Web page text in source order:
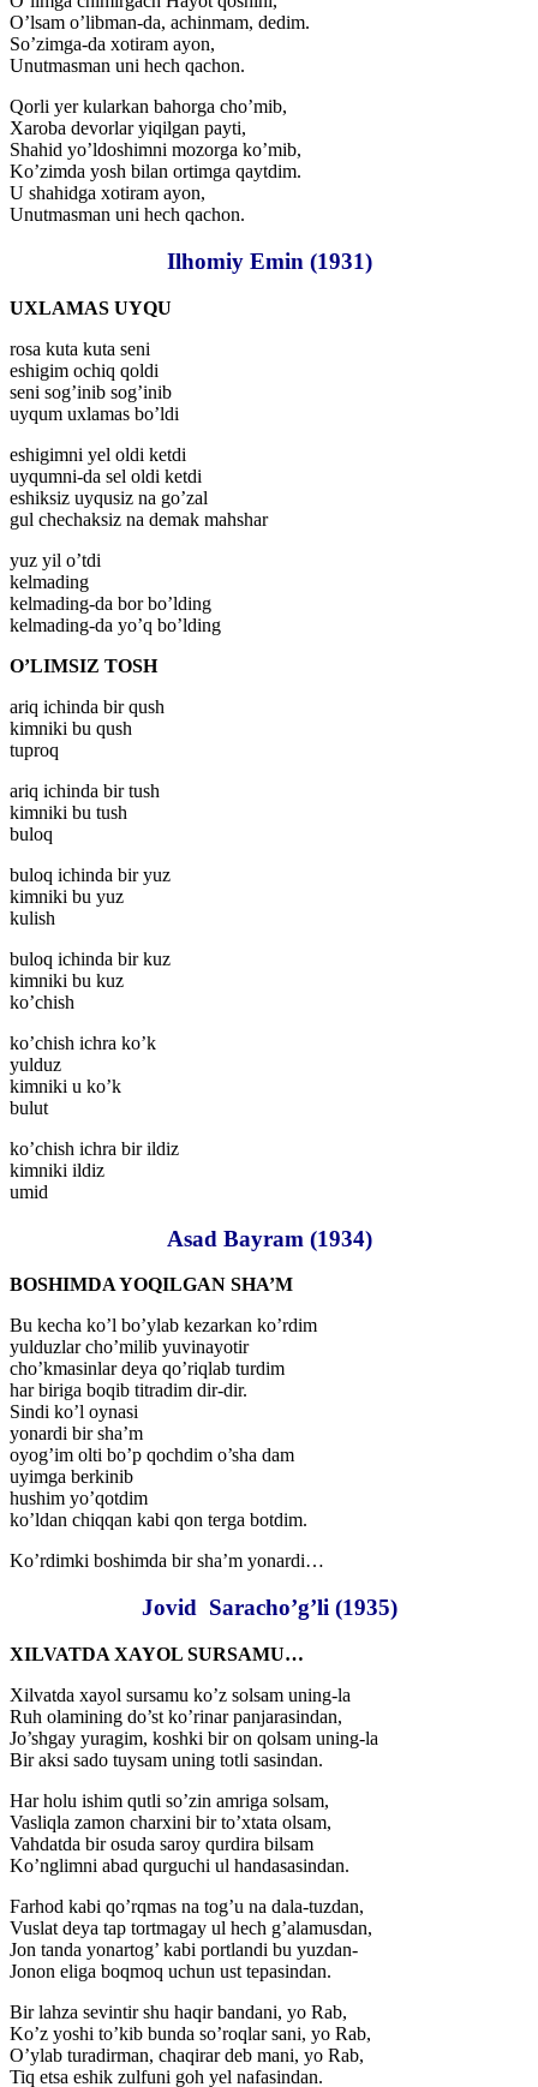
O’lsam o’libman-da, achinmam, dedim.
So’zimga-da xotiram ayon,
Unutmasman uni hech qachon.
Qorli yer kularkan bahorga cho’mib,
Xaroba devorlar yiqilgan payti,
Shahid yo’ldoshimni mozorga ko’mib,
Ko’zimda yosh bilan ortimga qaytdim.
U shahidga xotiram ayon,
Unutmasman uni hech qachon.
Ilhomiy Emin (1931)
UXLAMAS UYQU
rosa kuta kuta seni
eshigim ochiq qoldi
seni sog’inib sog’inib
uyqum uxlamas bo’ldi
eshigimni yel oldi ketdi
uyqumni-da sel oldi ketdi
eshiksiz uyqusiz na go’zal
gul chechaksiz na demak mahshar
yuz yil o’tdi
kelmading
kelmading-da bor bo’lding
kelmading-da yo’q bo’lding
O’LIMSIZ TOSH
ariq ichinda bir qush
kimniki bu qush
tuproq
ariq ichinda bir tush
kimniki bu tush
buloq
buloq ichinda bir yuz
kimniki bu yuz
kulish
buloq ichinda bir kuz
kimniki bu kuz
ko’chish
ko’chish ichra ko’k
yulduz
kimniki u ko’k
bulut
ko’chish ichra bir ildiz
kimniki ildiz
umid
Asad Bayram (1934)
BOSHIMDA YOQILGAN SHA’M
Bu kecha ko’l bo’ylab kezarkan ko’rdim
yulduzlar cho’milib yuvinayotir
cho’kmasinlar deya qo’riqlab turdim
har biriga boqib titradim dir-dir.
Sindi ko’l oynasi
yonardi bir sha’m
oyog’im olti bo’p qochdim o’sha dam
uyimga berkinib
hushim yo’qotdim
ko’ldan chiqqan kabi qon terga botdim.
Ko’rdimki boshimda bir sha’m yonardi…
Jovid Saracho’g’li (1935)
XILVATDA XAYOL SURSAMU…
Xilvatda xayol sursamu ko’z solsam uning-la
Ruh olamining do’st ko’rinar panjarasindan,
Jo’shgay yuragim, koshki bir on qolsam uning-la
Bir aksi sado tuysam uning totli sasindan.
Har holu ishim qutli so’zin amriga solsam,
Vasliqla zamon charxini bir to’xtata olsam,
Vahdatda bir osuda saroy qurdira bilsam
Ko’nglimni abad qurguchi ul handasasindan.
Farhod kabi qo’rqmas na tog’u na dala-tuzdan,
Vuslat deya tap tortmagay ul hech g’alamusdan,
Jon tanda yonartog’ kabi portlandi bu yuzdan-
Jonon eliga boqmoq uchun ust tepasindan.
Bir lahza sevintir shu haqir bandani, yo Rab,
Ko’z yoshi to’kib bunda so’roqlar sani, yo Rab,
O’ylab turadirman, chaqirar deb mani, yo Rab,
Tiq etsa eshik zulfuni goh yel nafasindan.